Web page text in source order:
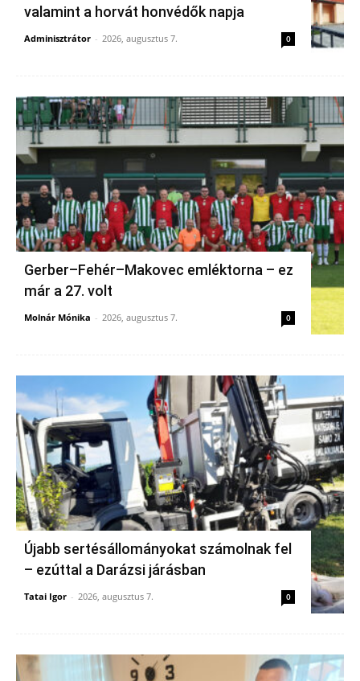
valamint a horvát honvédők napja
Adminisztrátor - 2026, augusztus 7. 0
Gerber–Fehér–Makovec emléktorna – ez
már a 27. volt
Molnár Mónika - 2026, augusztus 7. 0
Újabb sertésállományokat számolnak fel
– ezúttal a Darázsi járásban
Tatai Igor - 2026, augusztus 7. 0